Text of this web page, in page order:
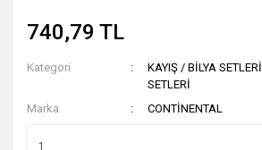
740,79 TL
Kategori KAYIŞ / BİLYA SETLERİ
SETLERİ
Marka
CONTİNENTAL